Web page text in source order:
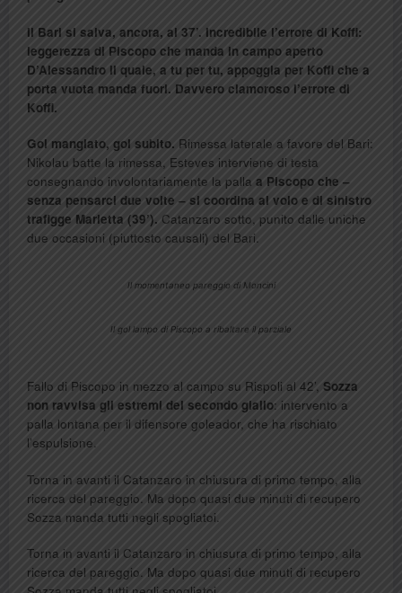
Il Bari si salva, ancora, al 37’. Incredibile l’errore di Koffi:
leggerezza di Piscopo che manda in campo aperto
D’Alessandro il quale, a tu per tu, appoggia per Koffi che a
porta vuota manda fuori. Davvero clamoroso l’errore di
Koffi.
Gol mangiato, gol subito. Rimessa laterale a favore del Bari:
Nikolau batte la rimessa, Esteves interviene di testa
consegnando involontariamente la palla a Piscopo che –
senza pensarci due volte – si coordina al volo e di sinistro
trafigge Marietta (39’). Catanzaro sotto, punito dalle uniche
due occasioni (piuttosto causali) del Bari.
Il momentaneo pareggio di Moncini
Il gol lampo di Piscopo a ribaltare il parziale
Fallo di Piscopo in mezzo al campo su Rispoli al 42’, Sozza
non ravvisa gli estremi del secondo giallo: intervento a
palla lontana per il difensore goleador, che ha rischiato
l’espulsione.
Torna in avanti il Catanzaro in chiusura di primo tempo, alla
ricerca del pareggio. Ma dopo quasi due minuti di recupero
Sozza manda tutti negli spogliatoi.
Torna in avanti il Catanzaro in chiusura di primo tempo, alla
ricerca del pareggio. Ma dopo quasi due minuti di recupero